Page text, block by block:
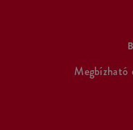
Megbízható